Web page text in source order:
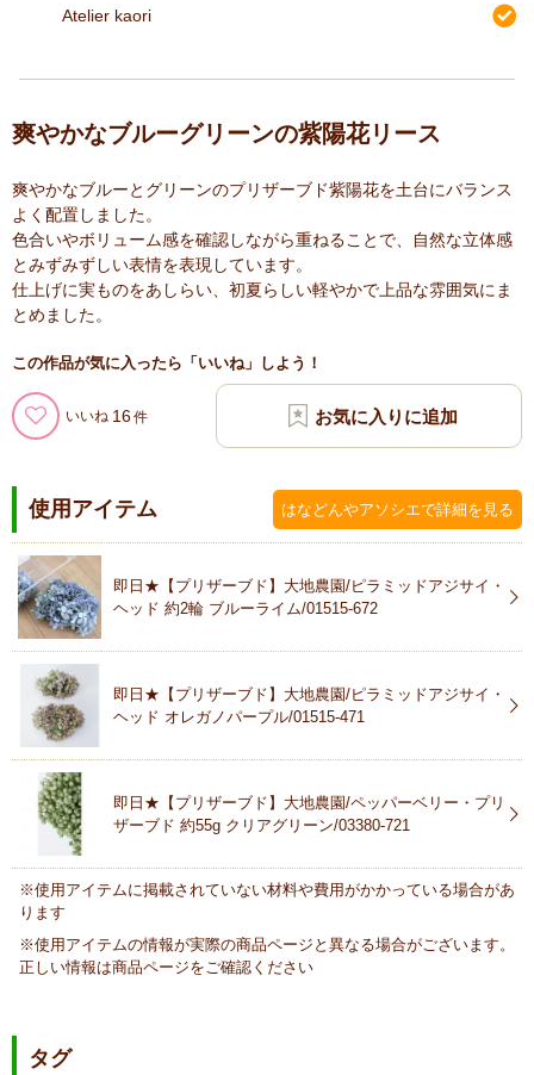
Atelier kaori
爽やかなブルーグリーンの紫陽花リース
爽やかなブルーとグリーンのプリザーブド紫陽花を土台にバランス
よく配置しました。
色合いやボリューム感を確認しながら重ねることで、自然な立体感
とみずみずしい表情を表現しています。
仕上げに実ものをあしらい、初夏らしい軽やかで上品な雰囲気にま
とめました。
この作品が気に入ったら「いいね」しよう！
いいね 16
使用アイテム はなどんやアソシエで詳細を見る
即日★【プリザーブド】大地農園/ピラミッドアジサイ・
ヘッド 約2輪 ブルーライム/01515-672
即日★【プリザーブド】大地農園/ピラミッドアジサイ・
ヘッド オレガノパープル/01515-471
即日★【プリザーブド】大地農園/ペッパーベリー・プリ
ザーブド 約55g クリアグリーン/03380-721
※使用アイテムに掲載されていない材料や費用がかかっている場合があ
ります
※使用アイテムの情報が実際の商品ページと異なる場合がございます。
正しい情報は商品ページをご確認ください
タグ